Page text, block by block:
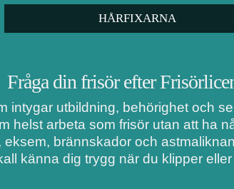
HÅRFIXARNA
Fråga din frisör efter
intygar utbildning, behörighet och
helst arbeta som frisör utan att ha
brännskador och
känna dig trygg när du klipper